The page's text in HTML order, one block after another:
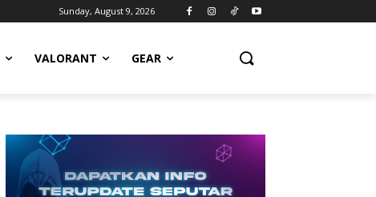
Sunday, August 9, 2026
VALORANT GEAR